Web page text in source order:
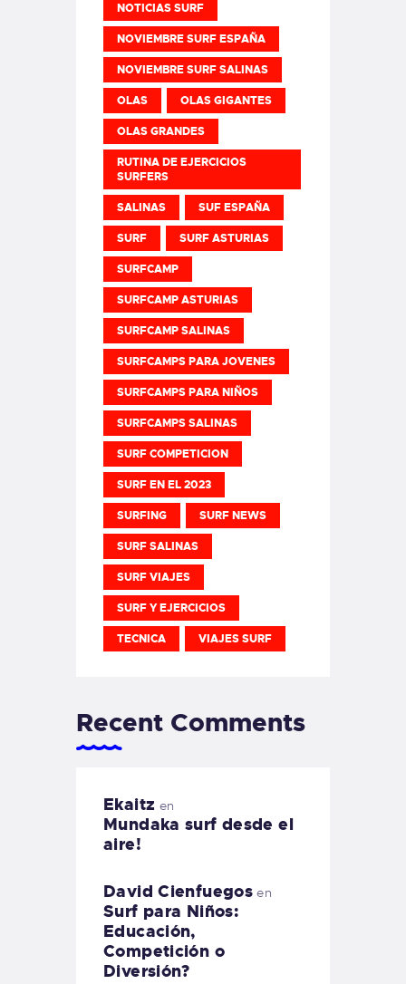
NOTICIAS SURF
NOVIEMBRE SURF ESPAÑA
NOVIEMBRE SURF SALINAS
OLAS OLAS GIGANTES
OLAS GRANDES
RUTINA DE EJERCICIOS
SURFERS
SALINAS SUF ESPAÑA
SURF SURF ASTURIAS
SURFCAMP
SURFCAMP ASTURIAS
SURFCAMP SALINAS
SURFCAMPS PARA JOVENES
SURFCAMPS PARA NIÑOS
SURFCAMPS SALINAS
SURF COMPETICION
SURF EN EL 2023
SURFING SURF NEWS
SURF SALINAS
SURF VIAJES
SURF Y EJERCICIOS
TECNICA VIAJES SURF
Recent Comments
Ekaitz en
Mundaka surf desde el
aire!
David Cienfuegos en
Surf para Niños:
Educación,
Competición o
Diversión?